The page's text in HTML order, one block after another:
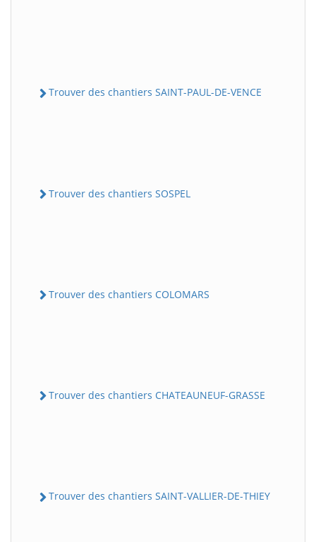
Trouver des chantiers SAINT-PAUL-DE-VENCE
Trouver des chantiers SOSPEL
Trouver des chantiers COLOMARS
Trouver des chantiers CHATEAUNEUF-GRASSE
Trouver des chantiers SAINT-VALLIER-DE-THIEY